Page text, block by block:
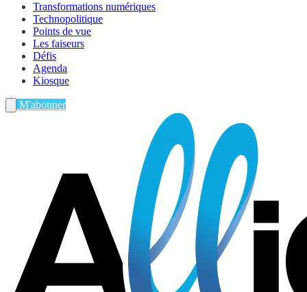
Transformations numériques
Technopolitique
Points de vue
Les faiseurs
Défis
Agenda
Kiosque
M'abonner